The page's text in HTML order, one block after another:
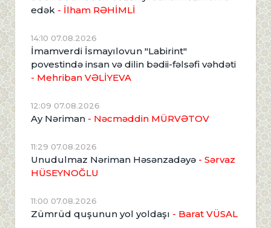
edək - İlham RƏHİMLİ
14:10 07.08.2026
İmamverdi İsmayılovun "Labirint"
povestində insan və dilin bədii-fəlsəfi vəhdəti
- Mehriban VƏLİYEVA
12:09 07.08.2026
Ay Nəriman - Nəcməddin MÜRVƏTOV
11:29 07.08.2026
Unudulmaz Nəriman Həsənzadəyə - Sərvaz
HÜSEYNOĞLU
11:00 07.08.2026
Zümrüd quşunun yol yoldaşı - Barat VÜSAL